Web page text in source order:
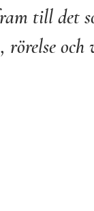
till det
och